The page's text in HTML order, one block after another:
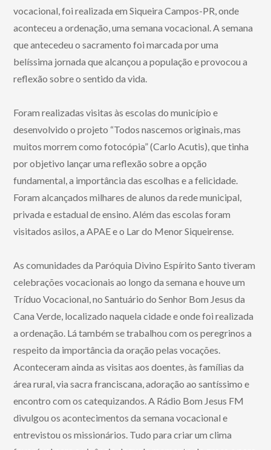
vocacional, foi realizada em Siqueira Campos-PR, onde
aconteceu a ordenação, uma semana vocacional. A semana
que antecedeu o sacramento foi marcada por uma
belíssima jornada que alcançou a população e provocou a
reflexão sobre o sentido da vida.
Foram realizadas visitas às escolas do município e
desenvolvido o projeto “Todos nascemos originais, mas
muitos morrem como fotocópia” (Carlo Acutis), que tinha
por objetivo lançar uma reflexão sobre a opção
fundamental, a importância das escolhas e a felicidade.
Foram alcançados milhares de alunos da rede municipal,
privada e estadual de ensino. Além das escolas foram
visitados asilos, a APAE e o Lar do Menor Siqueirense.
As comunidades da Paróquia Divino Espírito Santo tiveram
celebrações vocacionais ao longo da semana e houve um
Tríduo Vocacional, no Santuário do Senhor Bom Jesus da
Cana Verde, localizado naquela cidade e onde foi realizada
a ordenação. Lá também se trabalhou com os peregrinos a
respeito da importância da oração pelas vocações.
Aconteceram ainda as visitas aos doentes, às famílias da
área rural, via sacra franciscana, adoração ao santíssimo e
encontro com os catequizandos. A Rádio Bom Jesus FM
divulgou os acontecimentos da semana vocacional e
entrevistou os missionários. Tudo para criar um clima